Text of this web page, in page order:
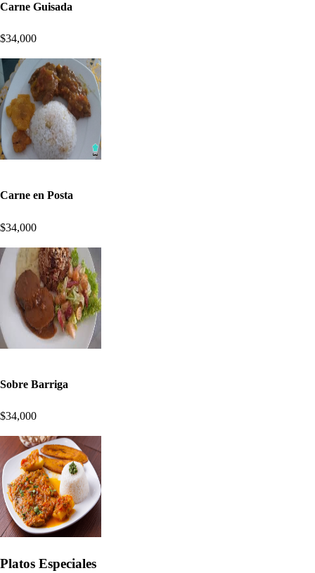
Carne Guisada
$34,000
Carne en Posta
$34,000
Sobre Barriga
$34,000
Platos Especiales